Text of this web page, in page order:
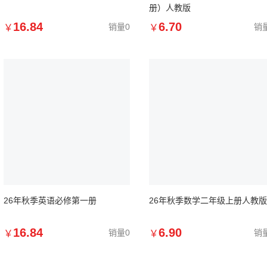
￥ 16.84 销量0
册）人教版
￥6.70 销
26年秋季英语必修第一册
￥ 16.84 销量0
26年秋季数学二年级上册人教版
￥6.90 销